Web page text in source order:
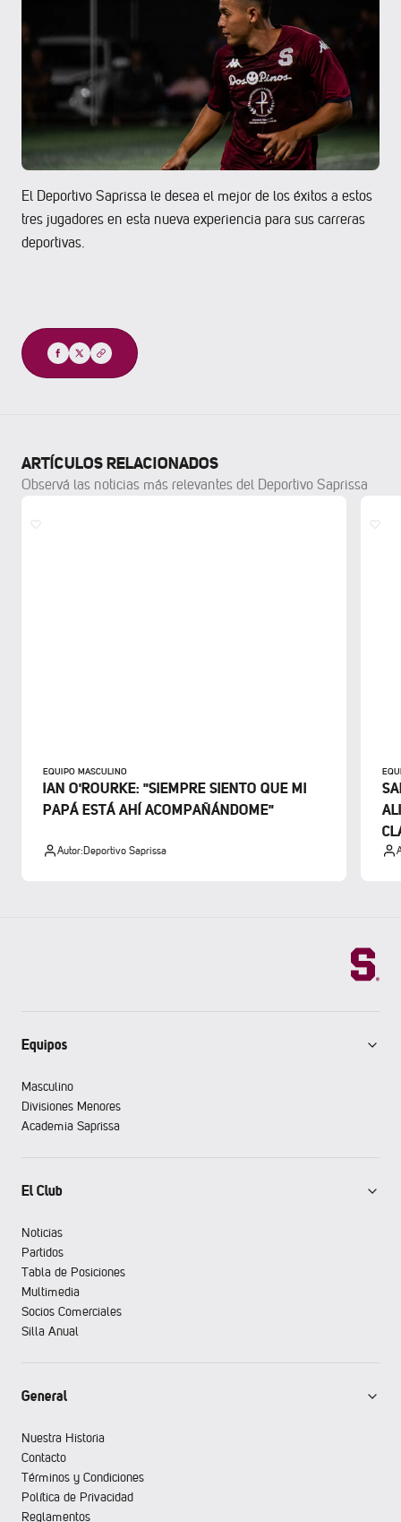
El Deportivo Saprissa le desea el mejor de los éxitos a estos
tres jugadores en esta nueva experiencia para sus carreras
deportivas.
Compartir
ARTÍCULOS RELACIONADOS
Observá las noticias más relevantes del Deportivo Saprissa
EQUIPO MASCULINO
IAN O'ROURKE: "SIEMPRE SIENTO QUE MI
PAPÁ ESTÁ AHÍ ACOMPAÑÁNDOME"
Autor:Deportivo Saprissa
Equipos
Masculino
Divisiones Menores
Academia Saprissa
El Club
Noticias
Partidos
Tabla de Posiciones
Multimedia
Socios Comerciales
Silla Anual
General
Nuestra Historia
Contacto
Términos y Condiciones
Política de Privacidad
Reglamentos